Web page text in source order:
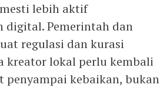
lebih aktif
digital. Pemerintah dan
regulasi dan kurasi
kreator lokal perlu kembali
penyampai kebaikan, bukan